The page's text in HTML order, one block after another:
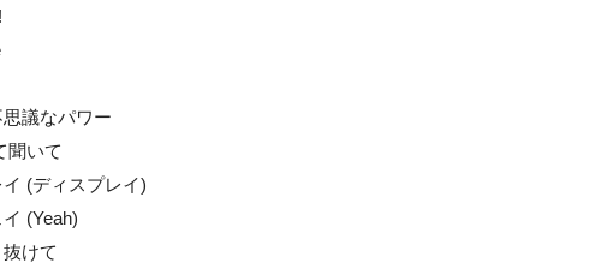
議なパワー
聞いて
(ディスプレイ)
(Yeah)
けて